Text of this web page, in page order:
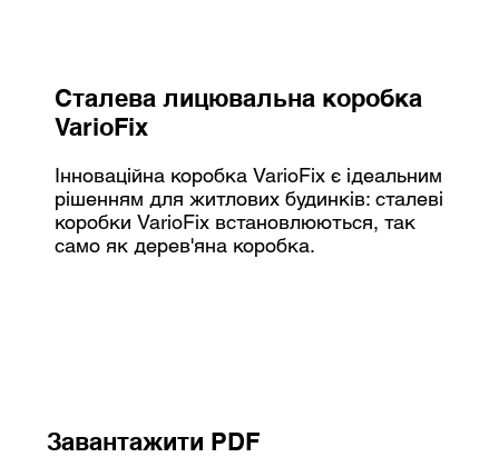
Завантажити PDF
Сталева лицювальна коробка
VarioFix
Інноваційна коробка VarioFix є ідеальним
рішенням для житлових будинків: сталеві
коробки VarioFix встановлюються, так
само як дерев'яна коробка.